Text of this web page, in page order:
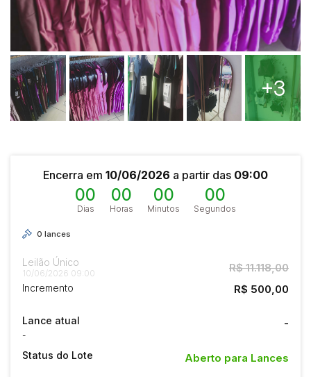
+3
Encerra em 10/06/2026 a partir das 09:00
00
Dias
00
Horas
00
Minutos
00
Segundos
0 lances
Leilão Único
10/06/2026 09:00 R$ 11.118,00
Incremento R$ 500,00
Lance atual
-
-
Status do Lote Aberto para Lances